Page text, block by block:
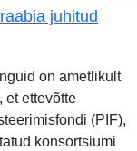
juhitud
on ametlikult
et ettevõtte
(PIF),
konsortsiumi